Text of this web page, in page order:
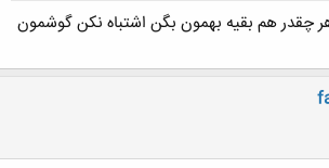
چقدر هم بقیه بهمون بگن اشتباه نکن گوشمون